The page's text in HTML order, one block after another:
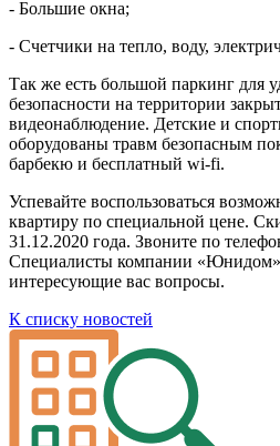
- Большие окна;
- Счетчики на тепло, воду,
Так же есть большой паркинг для
безопасности на территории
видеонаблюдение. Детские и
оборудованы травм безопасным
барбекю и бесплатный wi-fi.
Успевайте воспользоваться
квартиру по специальной цене.
31.12.2020 года. Звоните по
Специалисты компании «Юнидом»
интересующие вас вопросы.
К списку новостей